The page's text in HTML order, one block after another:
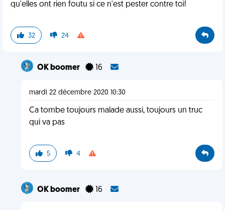
qu'elles ont rien foutu si ce n'est pester contre toi!
32 24
OK boomer 16
mardi 22 décembre 2020 10:30
Ca tombe toujours malade aussi, toujours un truc
qui va pas
5 4
OK boomer 16